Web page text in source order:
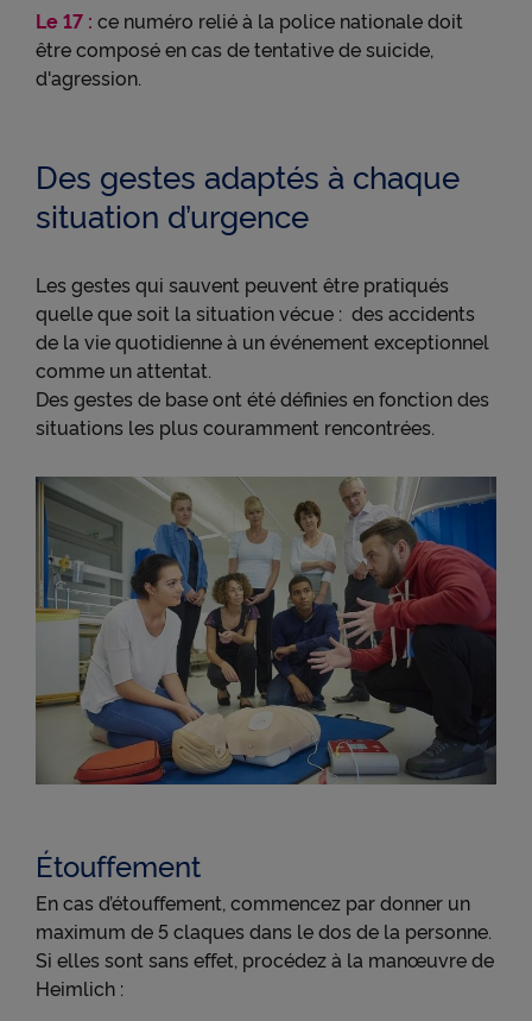
Le 17 : ce numéro relié à la police nationale doit
être composé en cas de tentative de suicide,
d'agression.
Des gestes adaptés à chaque
situation d’urgence
Les gestes qui sauvent peuvent être pratiqués
quelle que soit la situation vécue : des accidents
de la vie quotidienne à un événement exceptionnel
comme un attentat.
Des gestes de base ont été définies en fonction des
situations les plus couramment rencontrées.
Étouffement
En cas d’étouffement, commencez par donner un
maximum de 5 claques dans le dos de la personne.
Si elles sont sans effet, procédez à la manœuvre de
Heimlich :